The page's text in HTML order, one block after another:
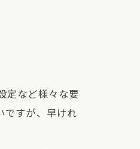
定など様々な要
ですが、早けれ